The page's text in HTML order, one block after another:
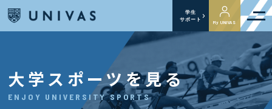
学生
サポート
My UNIVAS
大学スポーツを見る
ENJOY UNIVERSITY SPORTS